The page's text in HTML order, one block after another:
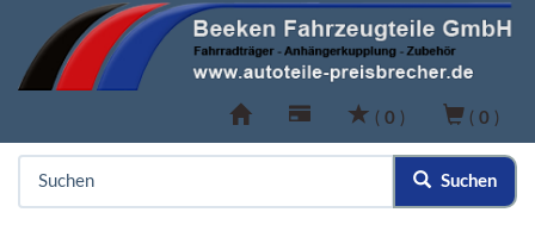
( 0 ) ( 0 )
Suchen